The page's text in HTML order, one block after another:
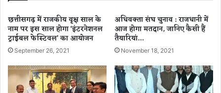
ज
लू
स
,
ब
मा
शों
छत्तीसगढ़ में राजकीय वृक्ष साल के
नाम पर इस साल होगा ‘इंटरनेशनल
ट्राईबल फेस्टिवल’ का आयोजन
September 26, 2021
अधिवक्ता संघ चुनाव : राजधानी में
आज होगा मतदान, जानिए कैसी हैं
तैयारियां…
November 18, 2021